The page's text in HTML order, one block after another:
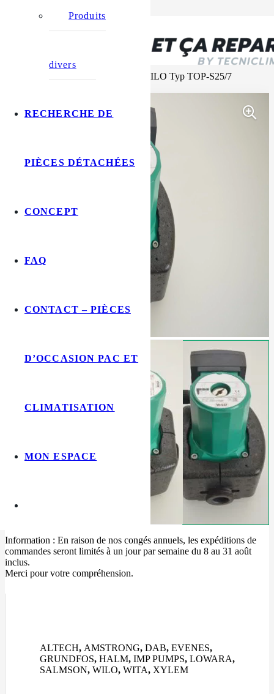
Produits
divers
RECHERCHE DE
PIÈCES DÉTACHÉES
CONCEPT
FAQ
CONTACT – PIÈCES
D’OCCASION PAC ET
CLIMATISATION
MON ESPACE
Nos produits
Circulateur de chauffage 3 vitesses WILO Typ TOP-S25/7
Information : En raison de nos congés annuels, les expéditions de
commandes seront limités à un jour par semaine du 8 au 31 août
inclus.
Merci pour votre compréhension.
ALTECH, AMSTRONG, DAB, EVENES,
GRUNDFOS, HALM, IMP PUMPS, LOWARA,
SALMSON, WILO, WITA, XYLEM